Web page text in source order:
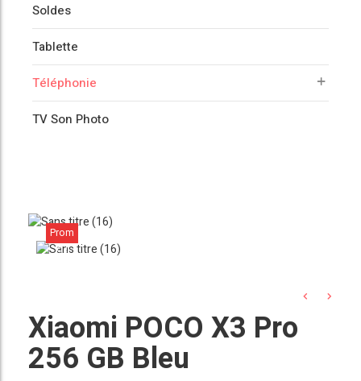
Soldes
Tablette
Téléphonie
TV Son Photo
Prom
o !
Xiaomi POCO X3 Pro
256 GB Bleu